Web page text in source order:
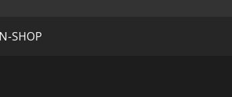
SHOP